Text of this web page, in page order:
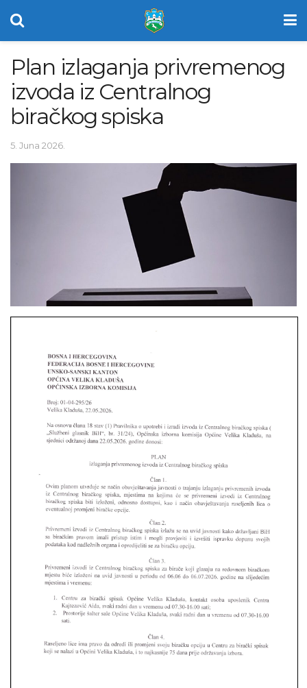
Plan izlaganja privremenog
izvoda iz Centralnog
biračkog spiska
5. Juna 2026.